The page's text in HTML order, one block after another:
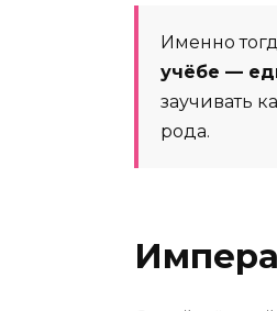
Именно
учёбе —
заучивать
рода.